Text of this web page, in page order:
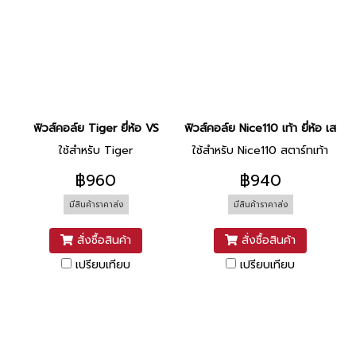
ฟิวส์คอล์ย Tiger ยี่ห้อ VS
ใช้สำหรับ Tiger
฿960
มีสินค้าราคาส่ง
สั่งซื้อสินค้า
เปรียบเทียบ
ฟิวส์คอล์ย Nice110 เท้า ยี่ห้อ เสรี
ใช้สำหรับ Nice110 สตาร์ทเท้า
฿940
มีสินค้าราคาส่ง
สั่งซื้อสินค้า
เปรียบเทียบ